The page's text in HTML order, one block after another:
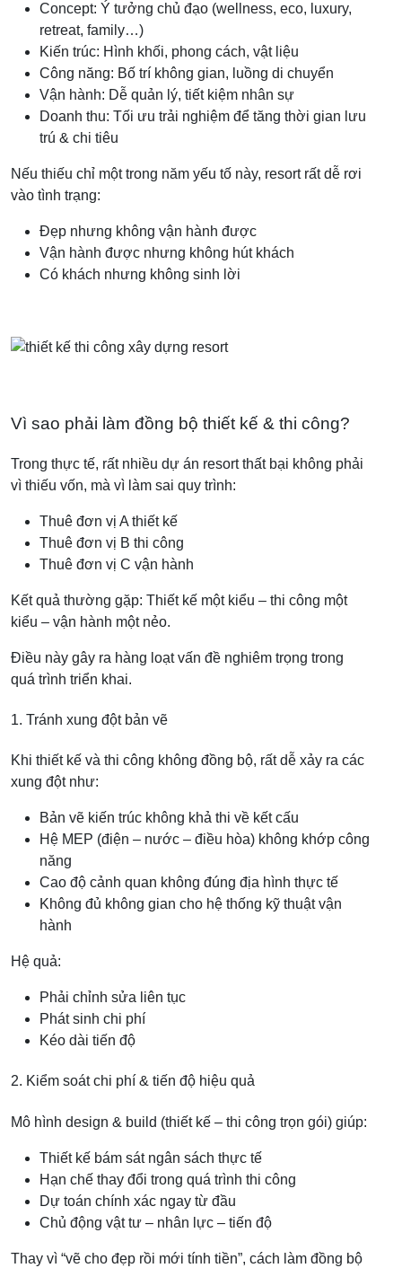
Concept: Ý tưởng chủ đạo (wellness, eco, luxury,
retreat, family…)
Kiến trúc: Hình khối, phong cách, vật liệu
Công năng: Bố trí không gian, luồng di chuyển
Vận hành: Dễ quản lý, tiết kiệm nhân sự
Doanh thu: Tối ưu trải nghiệm để tăng thời gian lưu
trú & chi tiêu
Nếu thiếu chỉ một trong năm yếu tố này, resort rất dễ rơi
vào tình trạng:
Đẹp nhưng không vận hành được
Vận hành được nhưng không hút khách
Có khách nhưng không sinh lời
Vì sao phải làm đồng bộ thiết kế & thi công?
Trong thực tế, rất nhiều dự án resort thất bại không phải
vì thiếu vốn, mà vì làm sai quy trình:
Thuê đơn vị A thiết kế
Thuê đơn vị B thi công
Thuê đơn vị C vận hành
Kết quả thường gặp: Thiết kế một kiểu – thi công một
kiểu – vận hành một nẻo.
Điều này gây ra hàng loạt vấn đề nghiêm trọng trong
quá trình triển khai.
1. Tránh xung đột bản vẽ
Khi thiết kế và thi công không đồng bộ, rất dễ xảy ra các
xung đột như:
Bản vẽ kiến trúc không khả thi về kết cấu
Hệ MEP (điện – nước – điều hòa) không khớp công
năng
Cao độ cảnh quan không đúng địa hình thực tế
Không đủ không gian cho hệ thống kỹ thuật vận
hành
Hệ quả:
Phải chỉnh sửa liên tục
Phát sinh chi phí
Kéo dài tiến độ
2. Kiểm soát chi phí & tiến độ hiệu quả
Mô hình design & build (thiết kế – thi công trọn gói) giúp:
Thiết kế bám sát ngân sách thực tế
Hạn chế thay đổi trong quá trình thi công
Dự toán chính xác ngay từ đầu
Chủ động vật tư – nhân lực – tiến độ
Thay vì “vẽ cho đẹp rồi mới tính tiền”, cách làm đồng bộ